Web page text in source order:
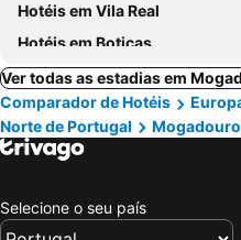
Hotéis em Vila Real
Hotéis em Boticas
Ver todas as estadias em
Comparador de Hotéis
Norte de Portugal
Mogadouro
Selecione o seu país